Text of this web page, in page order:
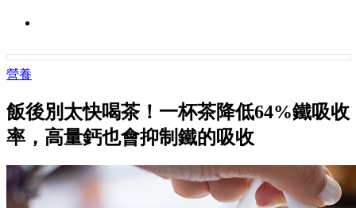
營養
飯後別太快喝茶！一杯茶降低64%鐵吸收
率，高量鈣也會抑制鐵的吸收